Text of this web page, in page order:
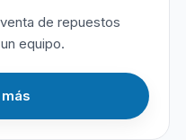
de repuestos
equipo.